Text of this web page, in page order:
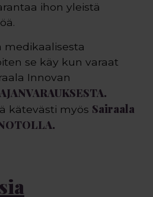
ihon yleistä
medikaalisesta
se käy kun varaat
Innovan
AJANVARAUKSESTA.
kätevästi myös Sairaala